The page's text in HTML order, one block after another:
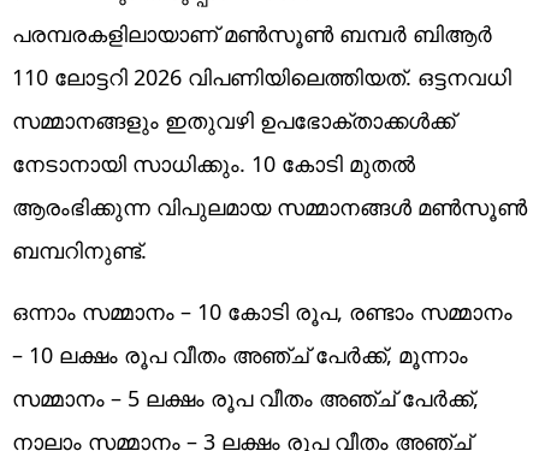
പരമ്പരകളിലായാണ് മൺസൂൺ ബമ്പർ ബിആർ
110 ലോട്ടറി 2026 വിപണിയിലെത്തിയത്. ഒട്ടനവധി
സമ്മാനങ്ങളും ഇതുവഴി ഉപഭോക്താക്കൾക്ക്
നേടാനായി സാധിക്കും. 10 കോടി മുതൽ
ആരംഭിക്കുന്ന വിപുലമായ സമ്മാനങ്ങൾ മൺസൂൺ
ബമ്പറിനുണ്ട്.
ഒന്നാം സമ്മാനം – 10 കോടി രൂപ, രണ്ടാം സമ്മാനം
– 10 ലക്ഷം രൂപ വീതം അഞ്ച് പേർക്ക്, മൂന്നാം
സമ്മാനം – 5 ലക്ഷം രൂപ വീതം അഞ്ച് പേർക്ക്,
നാലാം സമ്മാനം – 3 ലക്ഷം രൂപ വീതം അഞ്ച്